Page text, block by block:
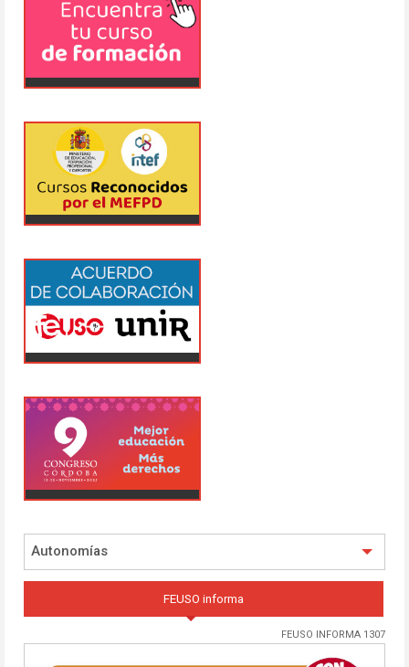
Autonomías
FEUSO informa
FEUSO INFORMA 1307